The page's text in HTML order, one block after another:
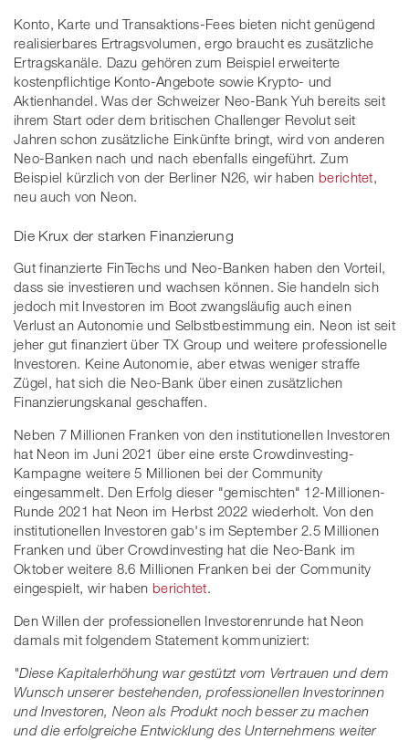
Konto, Karte und Transaktions-Fees bieten nicht genügend
realisierbares Ertragsvolumen, ergo braucht es zusätzliche
Ertragskanäle. Dazu gehören zum Beispiel erweiterte
kostenpflichtige Konto-Angebote sowie Krypto- und
Aktienhandel. Was der Schweizer Neo-Bank Yuh bereits seit
ihrem Start oder dem britischen Challenger Revolut seit
Jahren schon zusätzliche Einkünfte bringt, wird von anderen
Neo-Banken nach und nach ebenfalls eingeführt. Zum
Beispiel kürzlich von der Berliner N26, wir haben berichtet
neu auch von Neon.
Die Krux der starken Finanzierung
Gut finanzierte FinTechs und Neo-Banken haben den Vorteil,
dass sie investieren und wachsen können. Sie handeln sich
jedoch mit Investoren im Boot zwangsläufig auch einen
Verlust an Autonomie und Selbstbestimmung ein. Neon ist seit
jeher gut finanziert über TX Group und weitere professionelle
Investoren. Keine Autonomie, aber etwas weniger straffe
Zügel, hat sich die Neo-Bank über einen zusätzlichen
Finanzierungskanal geschaffen.
Neben 7 Millionen Franken von den institutionellen Investoren
hat Neon im Juni 2021 über eine erste Crowdinvesting-
Kampagne weitere 5 Millionen bei der Community
eingesammelt. Den Erfolg dieser "gemischten" 12-Millionen-
Runde 2021 hat Neon im Herbst 2022 wiederholt. Von den
institutionellen Investoren gab's im September 2.5 Millionen
Franken und über Crowdinvesting hat die Neo-Bank im
Oktober weitere 8.6 Millionen Franken bei der Community
eingespielt, wir haben berichtet.
Den Willen der professionellen Investorenrunde hat Neon
damals mit folgendem Statement kommuniziert:
"Diese Kapitalerhöhung war gestützt vom Vertrauen und dem
Wunsch unserer bestehenden, professionellen Investorinnen
und Investoren, Neon als Produkt noch besser zu machen
und die erfolgreiche Entwicklung des Unternehmens weiter